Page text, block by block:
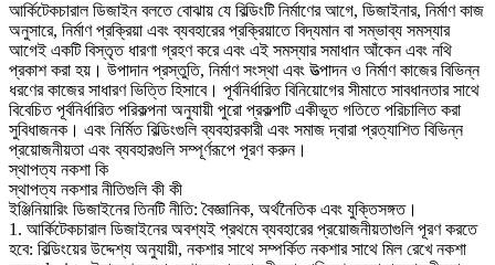
আর্কিটেকচারাল ডিজাইন বলতে বোঝায় যে বিল্ডিংটি নির্মাণের আগে, ডিজাইনার, নির্মাণ কাজ
অনুসারে, নির্মাণ প্রক্রিয়া এবং ব্যবহারের প্রক্রিয়াতে বিদ্যমান বা সম্ভাব্য সমস্যার
আগেই একটি বিস্তৃত ধারণা গ্রহণ করে এবং এই সমস্যার সমাধান আঁকেন এবং নথি
প্রকাশ করা হয়। উপাদান প্রস্তুতি, নির্মাণ সংস্থা এবং উত্পাদন ও নির্মাণ কাজের বিভিন্ন
ধরণের কাজের সাধারণ ভিত্তি হিসাবে। পূর্বনির্ধারিত বিনিয়োগের সীমাতে সাবধানতার সাথে
বিবেচিত পূর্বনির্ধারিত পরিকল্পনা অনুযায়ী পুরো প্রকল্পটি একীভূত গতিতে পরিচালিত করা
সুবিধাজনক। এবং নির্মিত বিল্ডিংগুলি ব্যবহারকারী এবং সমাজ দ্বারা প্রত্যাশিত বিভিন্ন
প্রয়োজনীয়তা এবং ব্যবহারগুলি সম্পূর্ণরূপে পূরণ করুন।
স্থাপত্য নকশা কি
স্থাপত্য নকশার নীতিগুলি কী কী
ইঞ্জিনিয়ারিং ডিজাইনের তিনটি নীতি: বৈজ্ঞানিক, অর্থনৈতিক এবং যুক্তিসঙ্গত।
1. আর্কিটেকচারাল ডিজাইনের অবশ্যই প্রথমে ব্যবহারের প্রয়োজনীয়তাগুলি পূরণ করতে
হবে: বিল্ডিংয়ের উদ্দেশ্য অনুযায়ী, নকশার সাথে সম্পর্কিত নকশার সাথে মিল রেখে নকশা